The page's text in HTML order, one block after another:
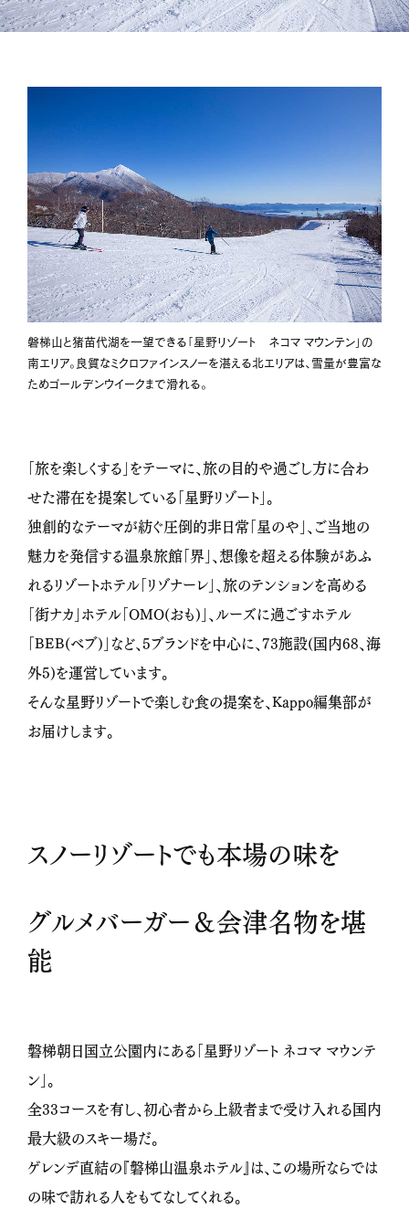
磐梯山と猪苗代湖を一望できる「星野リゾート ネコマ マウンテン」の
南エリア。良質なミクロファインスノーを湛える北エリアは、雪量が豊富な
ためゴールデンウイークまで滑れる。
「旅を楽しくする」をテーマに、旅の目的や過ごし方に合わ
せた滞在を提案している「星野リゾート」。
独創的なテーマが紡ぐ圧倒的非日常「星のや」、ご当地の
魅力を発信する温泉旅館「界」、想像を超える体験があふ
れるリゾートホテル「リゾナーレ」、旅のテンションを高める
「街ナカ」ホテル「OMO(おも) 」、ルーズに過ごすホテル
「BEB(ベブ) 」など、5ブランドを中心に、73施設(国内68、海
外5)を運営しています。
そんな星野リゾートで楽しむ食の提案を、Kappo編集部が
お届けします。
スノーリゾートでも本場の味を
グルメバーガー＆会津名物を堪
能
磐梯朝日国立公園内にある「星野リゾート ネコマ マウンテ
ン」。
全33コースを有し、初心者から上級者まで受け入れる国内
最大級のスキー場だ。
ゲレンデ直結の『磐梯山温泉ホテル』は、この場所ならでは
の味で訪れる人をもてなしてくれる。